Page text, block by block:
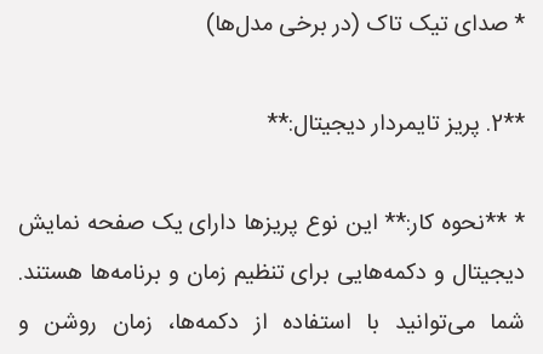
* صدای تیک تاک (در برخی مدل‌ها)
**2. پریز تایمردار دیجیتال:**
* **نحوه کار:** این نوع پریزها دارای یک صفحه نمایش
دیجیتال و دکمه‌هایی برای تنظیم زمان و برنامه‌ها هستند.
شما می‌توانید با استفاده از دکمه‌ها، زمان روشن و